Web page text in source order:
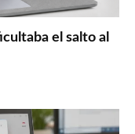
el salto al